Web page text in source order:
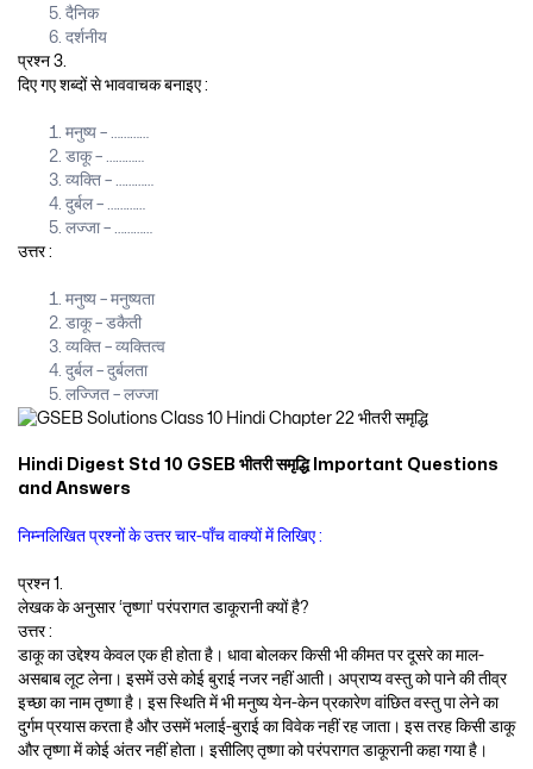
दैनिक
दर्शनीय
प्रश्न 3.
दिए गए शब्दों से भाववाचक बनाइए :
मनुष्य – …………
डाकू – …………
व्यक्ति – …………
दुर्बल – …………
लज्जा – …………
उत्तर :
मनुष्य – मनुष्यता
डाकू – डकैती
व्यक्ति – व्यक्तित्व
दुर्बल – दुर्बलता
लज्जित – लज्जा
Hindi Digest Std 10 GSEB भीतरी समृद्धि Important Questions
and Answers
निम्नलिखित प्रश्नों के उत्तर चार-पाँच वाक्यों में लिखिए :
प्रश्न 1.
लेखक के अनुसार ‘तृष्णा’ परंपरागत डाकूरानी क्यों है?
उत्तर :
डाकू का उद्देश्य केवल एक ही होता है। धावा बोलकर किसी भी कीमत पर दूसरे का माल-
असबाब लूट लेना। इसमें उसे कोई बुराई नजर नहीं आती। अप्राप्य वस्तु को पाने की तीव्र
इच्छा का नाम तृष्णा है। इस स्थिति में भी मनुष्य येन-केन प्रकारेण वांछित वस्तु पा लेने का
दुर्गम प्रयास करता है और उसमें भलाई-बुराई का विवेक नहीं रह जाता। इस तरह किसी डाकू
और तृष्णा में कोई अंतर नहीं होता। इसीलिए तृष्णा को परंपरागत डाकूरानी कहा गया है।